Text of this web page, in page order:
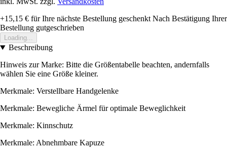
+15,15 € für Ihre nächste Bestellung geschenkt Nach Bestätigung Ihrer
Bestellung gutgeschrieben
Loading...
Beschreibung
Hinweis zur Marke: Bitte die Größentabelle beachten, andernfalls
wählen Sie eine Größe kleiner.
Merkmale: Verstellbare Handgelenke
Merkmale: Bewegliche Ärmel für optimale Beweglichkeit
Merkmale: Kinnschutz
Merkmale: Abnehmbare Kapuze